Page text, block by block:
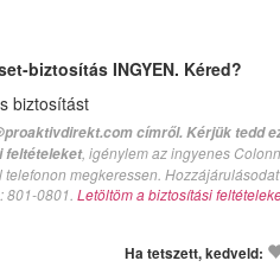
biztosítás INGYEN. Kéred?
biztosítást
címről. Kérjük tedd
feltételeket, igénylem az ingyenes
megkeressen.
801-0801. Letöltöm a biztosítási
Ha tetszett, kedveld: